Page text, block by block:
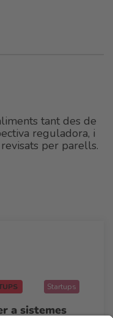
tant des de
reguladora, i
per parells.
Startups
a sistemes